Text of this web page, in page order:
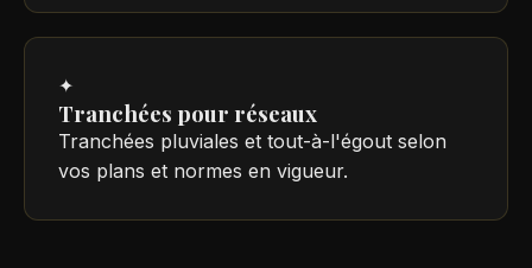
✦
Tranchées pour réseaux
Tranchées pluviales et tout-à-l'égout selon
vos plans et normes en vigueur.